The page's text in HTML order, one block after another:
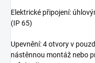
Elektrické připojení:
(IP 65)
Upevnění: 4 otvory v
nástěnnou montáž nebo